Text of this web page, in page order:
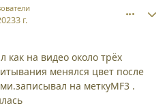
3 г.
как на видео около трёх
менялся цвет после
на меткуMF3 .